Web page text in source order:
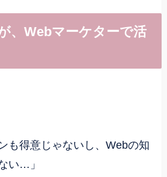
、Webマーケターで活
も得意じゃないし、Webの知
い…」